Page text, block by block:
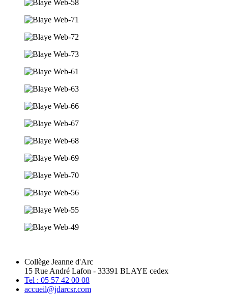
Collège Jeanne d'Arc
15 Rue André Lafon - 33391 BLAYE cedex
Tel : 05 57 42 00 08
accueil@jdarcsr.com